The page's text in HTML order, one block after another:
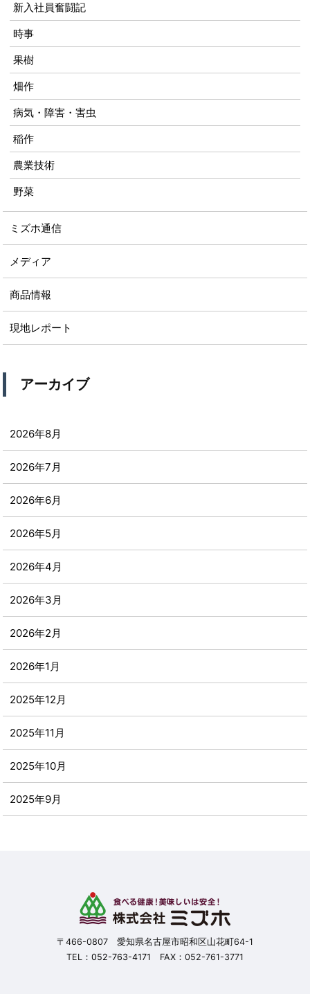
新入社員奮闘記
時事
果樹
畑作
病気・障害・害虫
稲作
農業技術
野菜
ミズホ通信
メディア
商品情報
現地レポート
アーカイブ
2026年8月
2026年7月
2026年6月
2026年5月
2026年4月
2026年3月
2026年2月
2026年1月
2025年12月
2025年11月
2025年10月
2025年9月
〒466-0807 愛知県名古屋市昭和区山花町64-1
TEL： 052-763-4171 FAX：052-761-3771